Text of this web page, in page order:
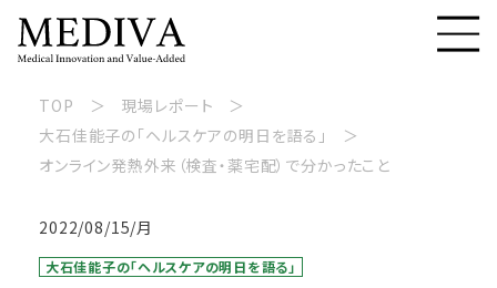
TOP
現場レポート
大石佳能子の「ヘルスケアの明日を語る」
オンライン発熱外来（検査・薬宅配）で分かったこと
2022/08/15/月
大石佳能子の「ヘルスケアの明日を語る」